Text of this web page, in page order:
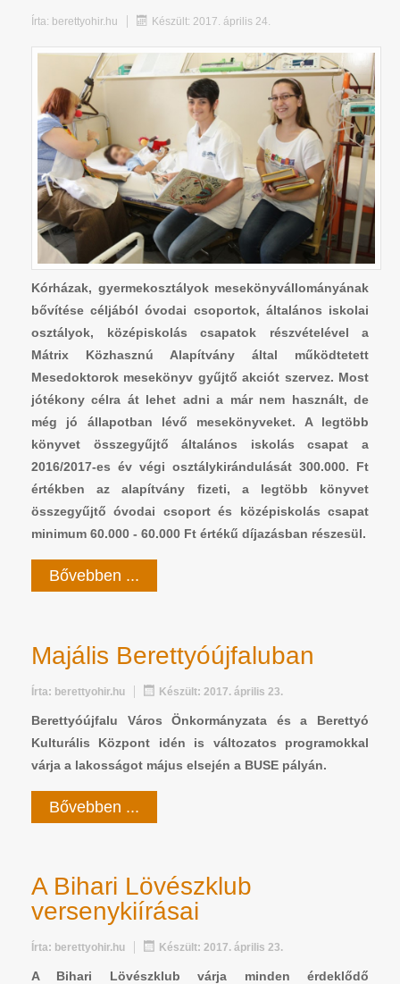
Írta: berettyohir.hu Készült: 2017. április 24.
Kórházak, gyermekosztályok mesekönyvállományának
bővítése céljából óvodai csoportok, általános iskolai
osztályok, középiskolás csapatok részvételével a
Mátrix Közhasznú Alapítvány által működtetett
Mesedoktorok mesekönyv gyűjtő akciót szervez. Most
jótékony célra át lehet adni a már nem használt, de
még jó állapotban lévő mesekönyveket. A legtöbb
könyvet összegyűjtő általános iskolás csapat a
2016/2017-es év végi osztálykirándulását 300.000. Ft
értékben az alapítvány fizeti, a legtöbb könyvet
összegyűjtő óvodai csoport és középiskolás csapat
minimum 60.000 - 60.000 Ft értékű díjazásban részesül.
Bővebben ...
Majális Berettyóújfaluban
Írta: berettyohir.hu Készült: 2017. április 23.
Berettyóújfalu Város Önkormányzata és a Berettyó
Kulturális Központ idén is változatos programokkal
várja a lakosságot május elsején a BUSE pályán.
Bővebben ...
A Bihari Lövészklub
versenykiírásai
Írta: berettyohir.hu Készült: 2017. április 23.
A Bihari Lövészklub várja minden érdeklődő